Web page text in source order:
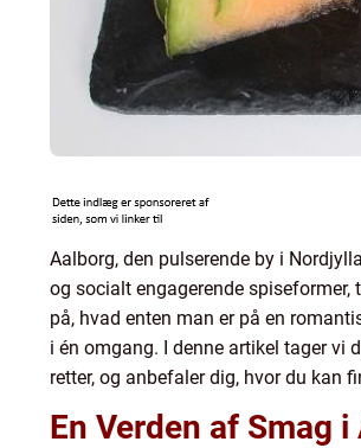
Aalborg, den pulserende by i
og socialt engagerende
på, hvad enten man er på en
i én omgang. I denne artikel tager vi
retter, og anbefaler dig, hvor du kan
En Verden af Smag